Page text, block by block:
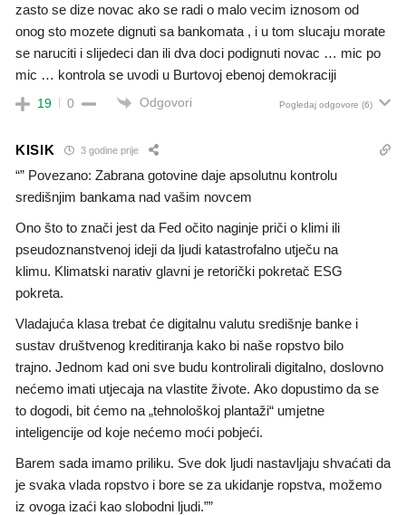
zasto se dize novac ako se radi o malo vecim iznosom od
onog sto mozete dignuti sa bankomata , i u tom slucaju morate
se naruciti i slijedeci dan ili dva doci podignuti novac … mic po
mic … kontrola se uvodi u Burtovoj ebenoj demokraciji
19 0 Odgovori Pogledaj odgovore (6)
KISIK 3 godine prije
“” Povezano: Zabrana gotovine daje apsolutnu kontrolu
središnjim bankama nad vašim novcem
Ono što to znači jest da Fed očito naginje priči o klimi ili
pseudoznanstvenoj ideji da ljudi katastrofalno utječu na
klimu. Klimatski narativ glavni je retorički pokretač ESG
pokreta.
Vladajuća klasa trebat će digitalnu valutu središnje banke i
sustav društvenog kreditiranja kako bi naše ropstvo bilo
trajno. Jednom kad oni sve budu kontrolirali digitalno, doslovno
nećemo imati utjecaja na vlastite živote. Ako dopustimo da se
to dogodi, bit ćemo na „tehnološkoj plantaži“ umjetne
inteligencije od koje nećemo moći pobjeći.
Barem sada imamo priliku. Sve dok ljudi nastavljaju shvaćati da
je svaka vlada ropstvo i bore se za ukidanje ropstva, možemo
iz ovoga izaći kao slobodni ljudi.””